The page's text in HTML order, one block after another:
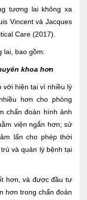
tương laikhông xa
Vincent và Jacques
Care (2017).
lai, bao gồm:
khoa hơn
với hiện tại vì nhiều lý
hơn cho phòng
chẩn đoán hình ảnh
viện ngắn hơn; sử
lấn cho phép thời
và quản lý bệnh tại
hơn, và được đầu tư
hơn trong chẩn đoán